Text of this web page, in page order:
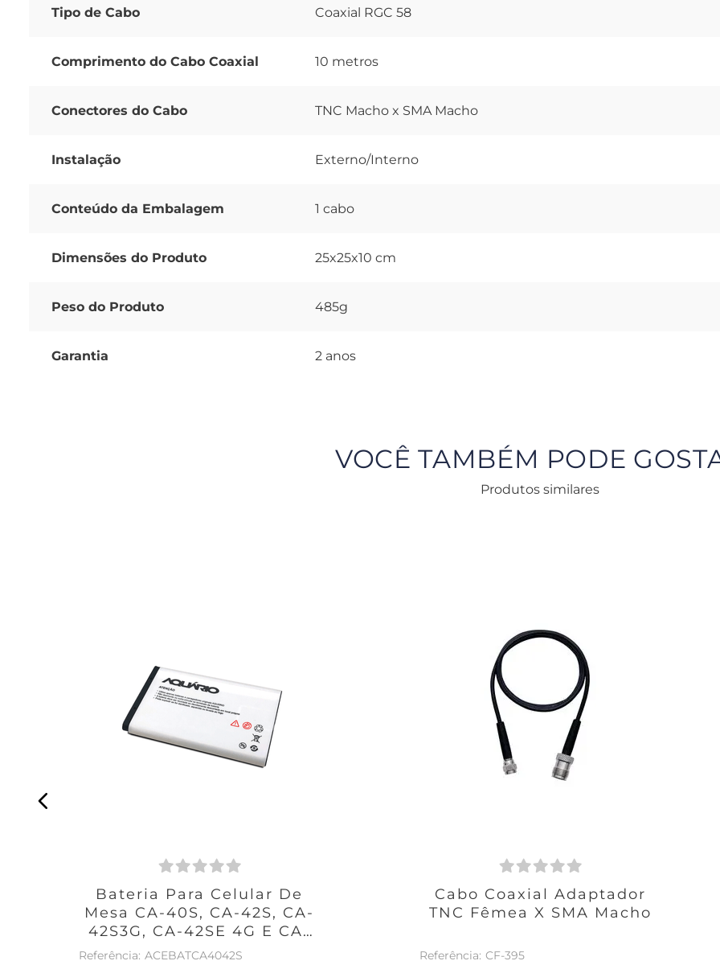
Tipo de Cabo Coaxial RGC 58
Comprimento do Cabo Coaxial 10 metros
Conectores do Cabo TNC Macho x SMA Macho
Instalação Externo/Interno
Conteúdo da Embalagem 1 cabo
Dimensões do Produto 25x25x10 cm
Peso do Produto 485g
Garantia 2 anos
VOCÊ TAMBÉM PODE
Produtos similares
Bateria Para Celular De
Mesa CA-40S, CA-42S, CA-
42S3G, CA-42SE 4G E CA-
42SX4G
ACEBATCA4042S
Cabo Coaxial Adaptador
TNC Fêmea X SMA Macho
CF-395